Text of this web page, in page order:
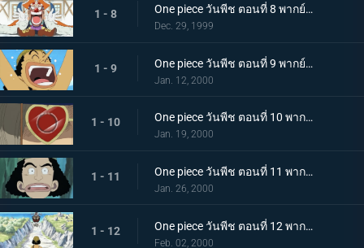
1 - 8 One piece วันพีช ตอนที่ 8 พากย์ไทย ใครจะเป็นผู้ชนะ การปะทะกันของพลังแห่งผลปีศาจ!
Dec. 29, 1999
1 - 9 One piece วันพีช ตอนที่ 9 พากย์ไทย จอมโกหกผู้เที่ยงธรรม กัปตันอุซป
Jan. 12, 2000
1 - 10 One piece วันพีช ตอนที่ 10 พากย์ไทย คนประหลาดที่แข็งแกร่งที่สุด จังโก้ นักสะกดจิต!
Jan. 19, 2000
1 - 11 One piece วันพีช ตอนที่ 11 พากย์ไทย แผนลับถูกเปิดเผย พ่อบ้านโจรสลัด กัปตันคุโระ!
Jan. 26, 2000
1 - 12 One piece วันพีช ตอนที่ 12 พากย์ไทย กลุ่มโจรสลัดแมวดำบุก การต่อสู้บนพื้นลาด
Feb. 02, 2000